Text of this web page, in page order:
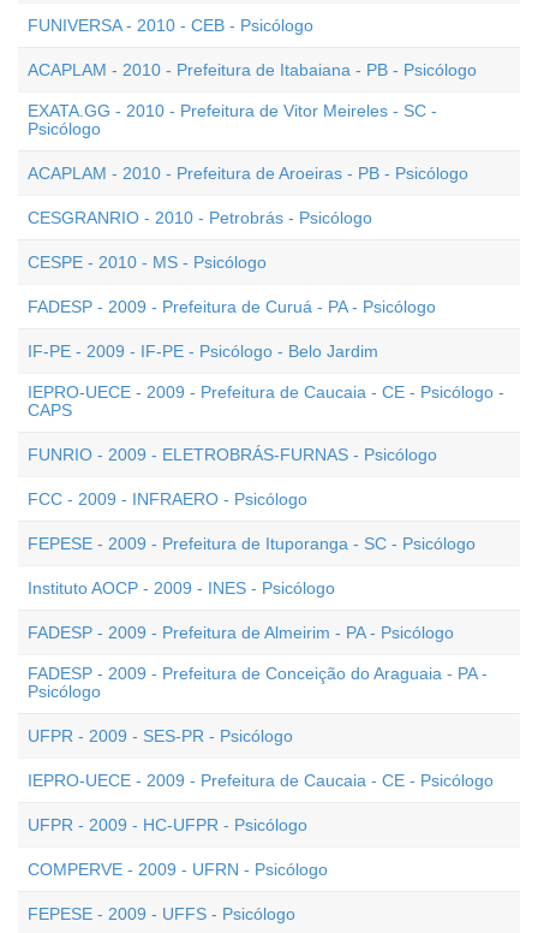
FUNIVERSA - 2010 - CEB - Psicólogo
ACAPLAM - 2010 - Prefeitura de Itabaiana - PB - Psicólogo
EXATA.GG - 2010 - Prefeitura de Vitor Meireles - SC -
Psicólogo
ACAPLAM - 2010 - Prefeitura de Aroeiras - PB - Psicólogo
CESGRANRIO - 2010 - Petrobrás - Psicólogo
CESPE - 2010 - MS - Psicólogo
FADESP - 2009 - Prefeitura de Curuá - PA - Psicólogo
IF-PE - 2009 - IF-PE - Psicólogo - Belo Jardim
IEPRO-UECE - 2009 - Prefeitura de Caucaia - CE - Psicólogo -
CAPS
FUNRIO - 2009 - ELETROBRÁS-FURNAS - Psicólogo
FCC - 2009 - INFRAERO - Psicólogo
FEPESE - 2009 - Prefeitura de Ituporanga - SC - Psicólogo
Instituto AOCP - 2009 - INES - Psicólogo
FADESP - 2009 - Prefeitura de Almeirim - PA - Psicólogo
FADESP - 2009 - Prefeitura de Conceição do Araguaia - PA -
Psicólogo
UFPR - 2009 - SES-PR - Psicólogo
IEPRO-UECE - 2009 - Prefeitura de Caucaia - CE - Psicólogo
UFPR - 2009 - HC-UFPR - Psicólogo
COMPERVE - 2009 - UFRN - Psicólogo
FEPESE - 2009 - UFFS - Psicólogo